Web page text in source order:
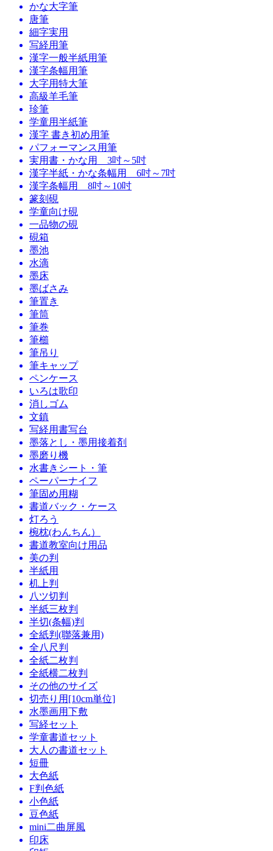
かな大字筆
唐筆
細字実用
写経用筆
漢字一般半紙用筆
漢字条幅用筆
大字用特大筆
高級羊毛筆
珍筆
学童用半紙筆
漢字 書き初め用筆
パフォーマンス用筆
実用書・かな用 3吋～5吋
漢字半紙・かな条幅用 6吋～7吋
漢字条幅用 8吋～10吋
篆刻硯
学童向け硯
一品物の硯
硯箱
墨池
水滴
墨床
墨ばさみ
筆置き
筆筒
筆巻
筆櫛
筆吊り
筆キャップ
ペンケース
いろは歌印
消しゴム
文鎮
写経用書写台
墨落とし・墨用接着剤
墨磨り機
水書きシート・筆
ペーパーナイフ
筆固め用糊
書道バック・ケース
灯ろう
椀枕(わんちん）
書道教室向け用品
美の判
半紙用
机上判
八ツ切判
半紙三枚判
半切(条幅)判
全紙判(聯落兼用)
全八尺判
全紙二枚判
全紙横二枚判
その他のサイズ
切売り用[10cm単位]
水墨画用下敷
写経セット
学童書道セット
大人の書道セット
短冊
大色紙
F判色紙
小色紙
豆色紙
mini二曲屏風
印床